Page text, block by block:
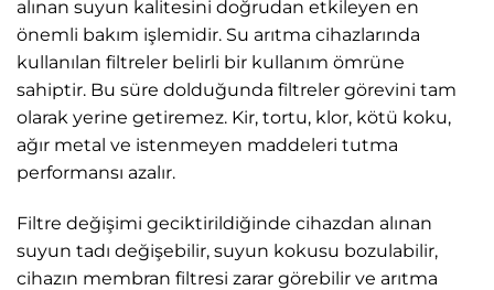
alınan suyun kalitesini doğrudan etkileyen en
önemli bakım işlemidir. Su arıtma cihazlarında
kullanılan filtreler belirli bir kullanım ömrüne
sahiptir. Bu süre dolduğunda filtreler görevini tam
olarak yerine getiremez. Kir, tortu, klor, kötü koku,
ağır metal ve istenmeyen maddeleri tutma
performansı azalır.
Filtre değişimi geciktirildiğinde cihazdan alınan
suyun tadı değişebilir, suyun kokusu bozulabilir,
cihazın membran filtresi zarar görebilir ve arıtma